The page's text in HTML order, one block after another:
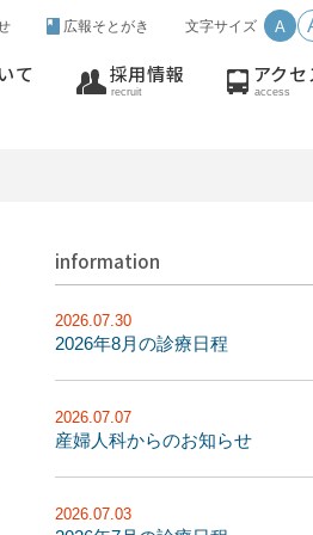
広報そとがき 文字サイズ A
て 採用情報
recruit
アクセ
access
information
2026.07.30
2026年8月の診療日程
2026.07.07
産婦人科からのお知らせ
2026.07.03